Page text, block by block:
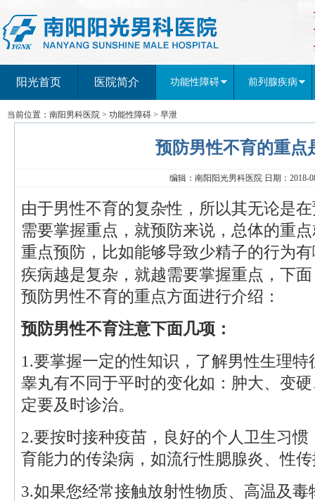
阳光首页 医院简介 功能性障碍 前列腺疾病
当前位置： 南阳男科医院 > 功能性障碍 > 早泄
预防男性不育的重点
编辑：南阳阳光男科医院 日期：2018-
由于男性不育的复杂性，所以其无论是
需要掌握重点，就预防来说，总体的重
重点预防，比如能够导致少精子的行为
疾病越是复杂，就越需要掌握重点，下
预防男性不育的重点方面进行介绍：
预防男性不育注意下面几项：
1.要掌握一定的性知识，了解男性生理
睾丸有不同于平时的变化如：肿大、变
定要及时诊治。
2.要按时接种疫苗，良好的个人卫生习
育能力的传染病，如流行性腮腺炎、性
3.如果您经常接触放射性物质、高温及